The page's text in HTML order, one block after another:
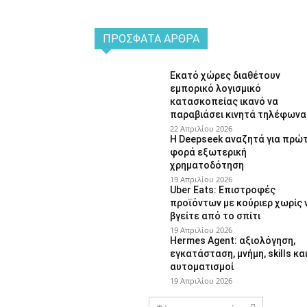
ΠΡΌΣΦΑΤΑ ΆΡΘΡΑ
Εκατό χώρες διαθέτουν
εμπορικό λογισμικό
κατασκοπείας ικανό να
παραβιάσει κινητά τηλέφωνα
22 Απριλίου 2026
Η Deepseek αναζητά για
φορά εξωτερική
χρηματοδότηση
19 Απριλίου 2026
Uber Eats: Επιστροφές
προϊόντων με κούριερ χωρίς
βγείτε από το σπίτι
19 Απριλίου 2026
Hermes Agent: αξιολόγηση,
εγκατάσταση, μνήμη, skills και
αυτοματισμοί
19 Απριλίου 2026